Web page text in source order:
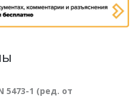
5473-1 (ред. от